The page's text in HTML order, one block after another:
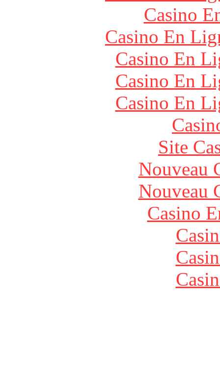
Casino
Casino En
Casino En
Casino En
Casino En
Site
Nouveau
Nouveau
Casino